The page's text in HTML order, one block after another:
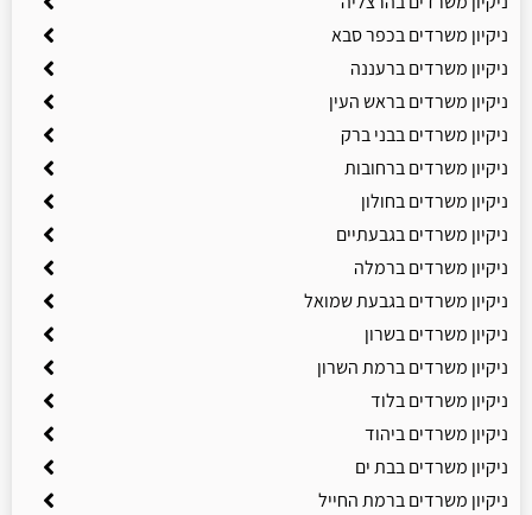
ניקיון משרדים בכפר סבא
ניקיון משרדים ברעננה
ניקיון משרדים בראש העין
ניקיון משרדים בבני ברק
ניקיון משרדים ברחובות
ניקיון משרדים בחולון
ניקיון משרדים בגבעתיים
ניקיון משרדים ברמלה
ניקיון משרדים בגבעת שמואל
ניקיון משרדים בשרון
ניקיון משרדים ברמת השרון
ניקיון משרדים בלוד
ניקיון משרדים ביהוד
ניקיון משרדים בבת ים
ניקיון משרדים ברמת החייל